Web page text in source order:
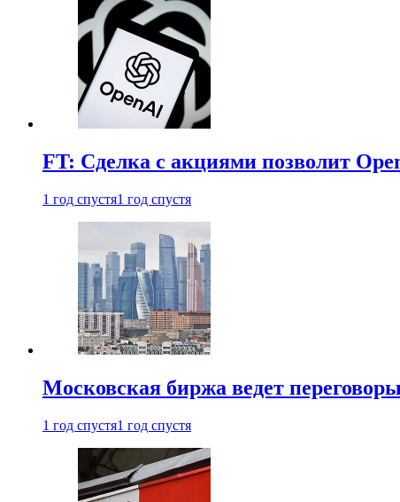
FT: Сделка с акциями позволит
1 год спустя1 год спустя
Московская биржа ведет
1 год спустя1 год спустя